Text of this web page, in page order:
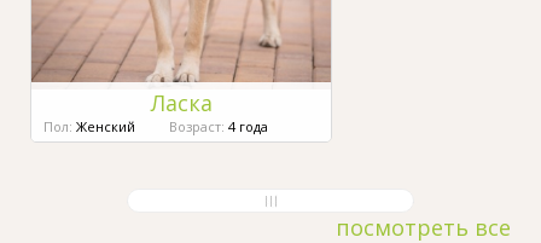
Ласка
Пол: Женский Возраст: 4 года
посмотреть все